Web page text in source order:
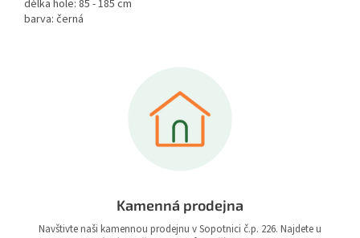
délka hole: 85 - 185 cm
barva: černá
Kamenná prodejna
Navštivte naši kamennou prodejnu v Sopotnici č.p. 226. Najdete u